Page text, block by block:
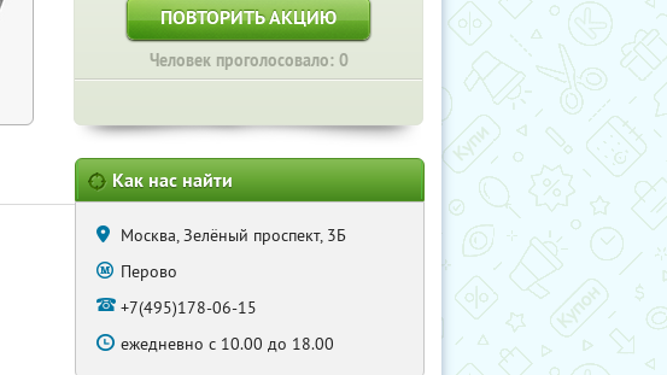
ПОВТОРИТЬ АКЦИЮ
Человек проголосовало: 0
Как нас найти
Москва, Зелёный проспект, 3Б
Перово
+7(495)178-06-15
ежедневно с 10.00 до 18.00